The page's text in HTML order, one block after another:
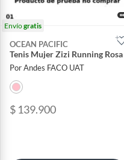
Envíogratis
OCEAN PACIFIC
Tenis Mujer Zizi Running Rosa
Por Andes FACO UAT
$ 139.900